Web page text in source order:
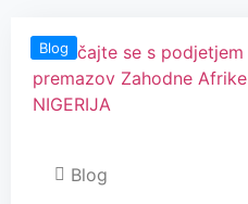
Blog
Blog